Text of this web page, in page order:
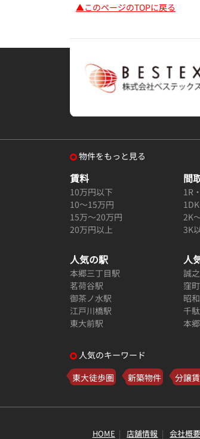
▲このページのTOPに戻る
物件をもっと見る
賃料
10万円以下
10～15万円
15万～20万円
20万円以上
間
1R
2K
3K
人気の駅
本郷三丁目駅
茗荷谷駅
御茶ノ水駅
江戸川橋駅
東大前駅
人
誠
窪
昭
千
本
人気のキーワード
東大徒歩圏
新築物件 分譲
HOME 店舗情報 会社概要